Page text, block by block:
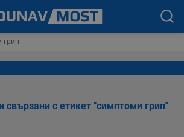
грип
свързани с етикет "симптоми грип"